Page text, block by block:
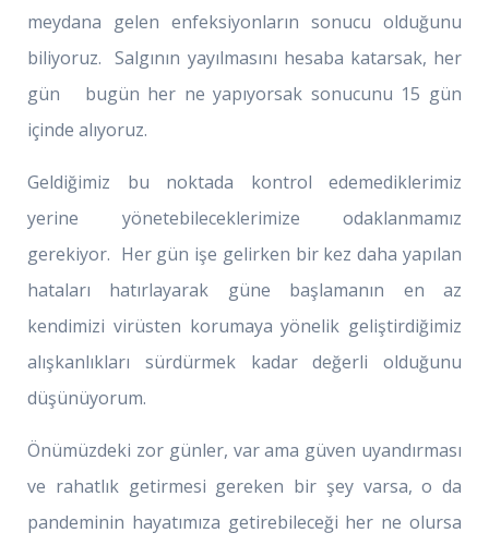
meydana gelen enfeksiyonların sonucu olduğunu
biliyoruz. Salgının yayılmasını hesaba katarsak, her
gün bugün her ne yapıyorsak sonucunu 15 gün
içinde alıyoruz.
Geldiğimiz bu noktada kontrol edemediklerimiz
yerine yönetebileceklerimize odaklanmamız
gerekiyor. Her gün işe gelirken bir kez daha yapılan
hataları hatırlayarak güne başlamanın en az
kendimizi virüsten korumaya yönelik geliştirdiğimiz
alışkanlıkları sürdürmek kadar değerli olduğunu
düşünüyorum.
Önümüzdeki zor günler, var ama güven uyandırması
ve rahatlık getirmesi gereken bir şey varsa, o da
pandeminin hayatımıza getirebileceği her ne olursa